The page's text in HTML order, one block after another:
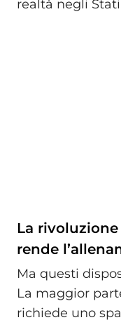
La
rende
Ma questi
La maggior
richiede uno